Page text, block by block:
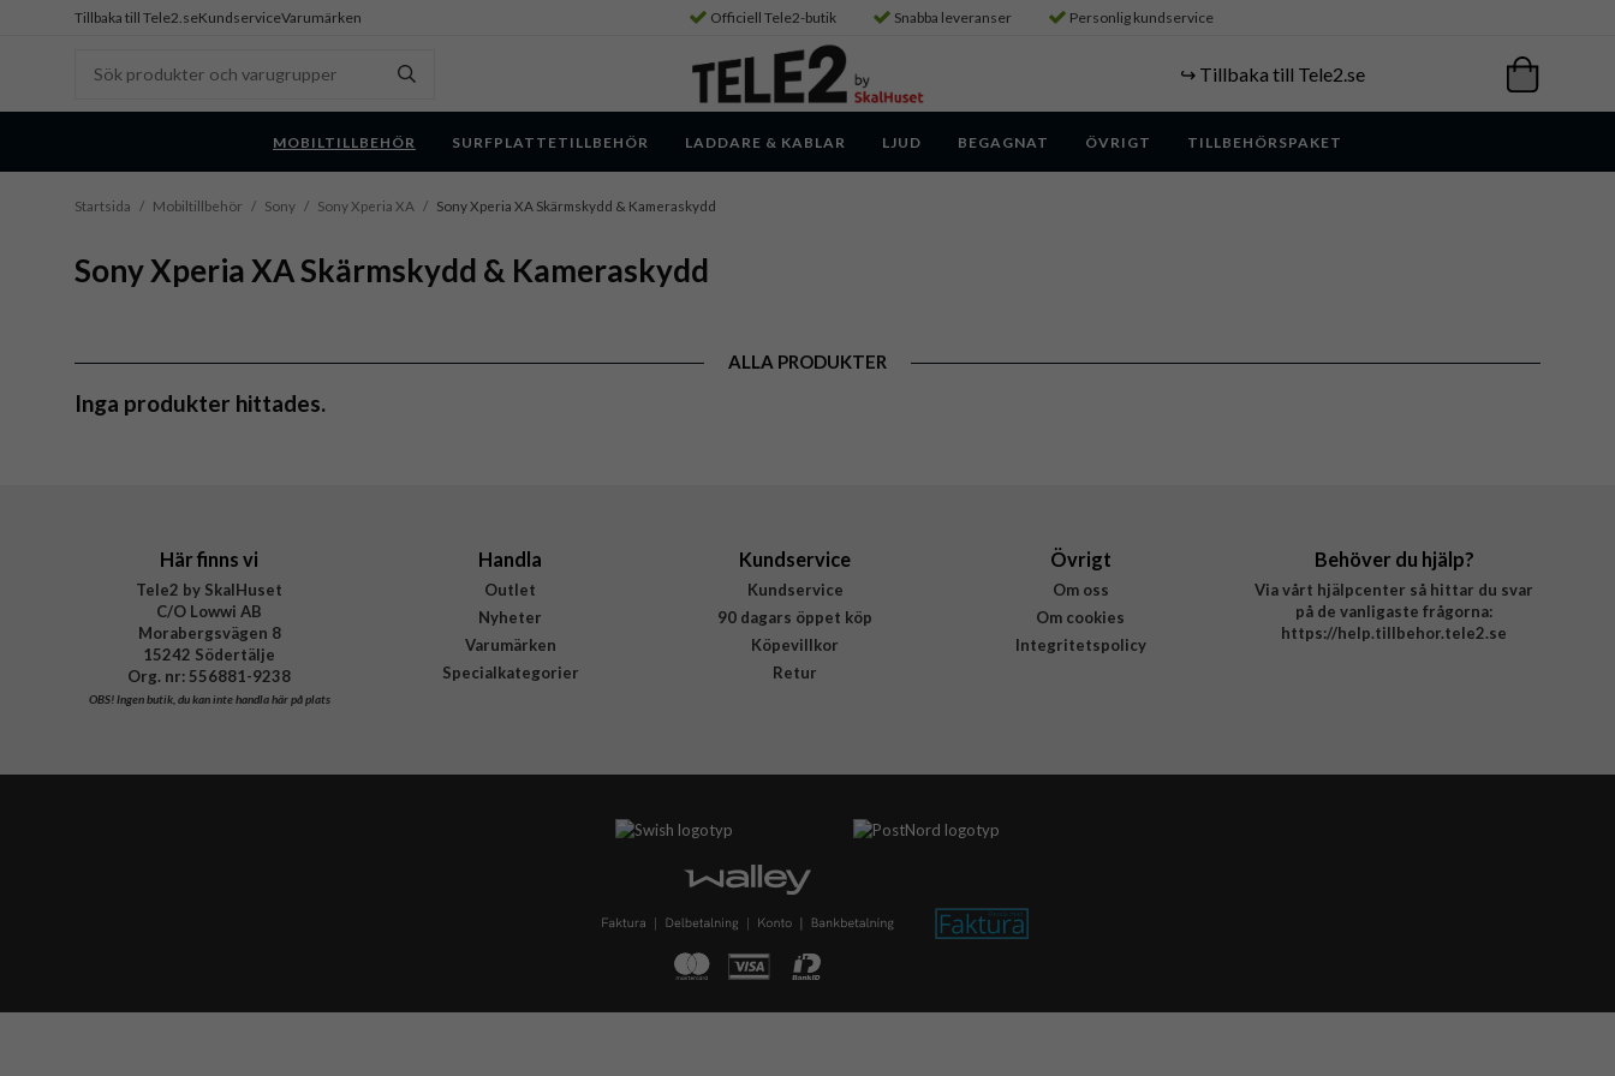
Tillbaka till Tele2.seKundserviceVarumärken Officiell Tele2-butik Snabba leveranser Personlig kundservice
↪️ Tillbaka till Tele2.se
MOBILTILLBEHÖR SURFPLATTETILLBEHÖR LADDARE & KABLAR LJUD BEGAGNAT ÖVRIGT TILLBEHÖRSPAKET
Startsida / Mobiltillbehör / Sony / Sony Xperia XA / Sony Xperia XA Skärmskydd & Kameraskydd
Sony Xperia XA Skärmskydd & Kameraskydd
ALLA PRODUKTER
Inga produkter hittades.
Här finns vi
Tele2 by SkalHuset
C/O Lowwi AB
Morabergsvägen 8
15242 Södertälje
Org. nr: 556881-9238
OBS!Ingen butik, du kan inte handla här på plats
Handla
Outlet
Nyheter
Varumärken
Specialkategorier
Kundservice
Kundservice
90 dagars öppet köp
Köpevillkor
Retur
Övrigt
Om oss
Om cookies
Integritetspolicy
Behöver du hjälp?
Via vårt hjälpcenter så hittar du svar
på de vanligaste frågorna:
https://help.tillbehor.tele2.se